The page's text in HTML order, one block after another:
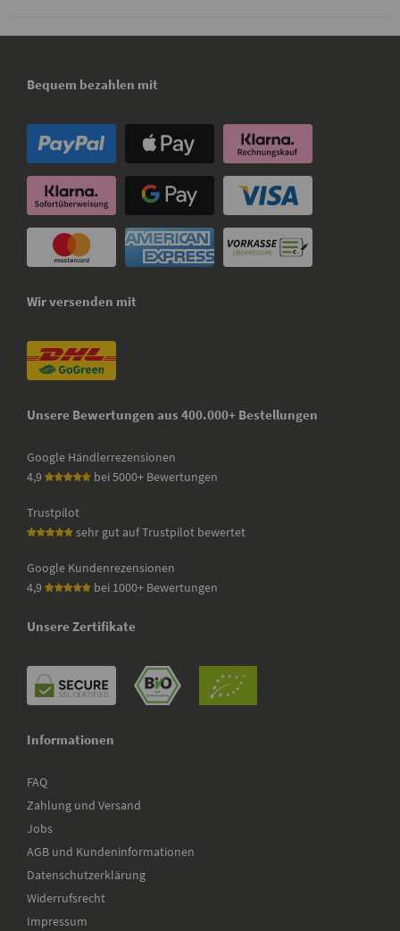
Bequem bezahlen mit
Wir versenden mit
Unsere Bewertungen aus 400.000+ Bestellungen
Google Händlerrezensionen
4,9
bei 5000+ Bewertungen
Trustpilot
sehr gut auf Trustpilot bewertet
Google Kundenrezensionen
4,9
bei 1000+ Bewertungen
Unsere Zertifikate
Informationen
FAQ
Zahlung und Versand
Jobs
AGB und Kundeninformationen
Datenschutzerklärung
Widerrufsrecht
Impressum